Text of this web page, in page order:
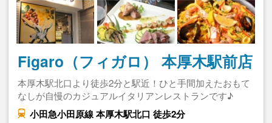
Figaro（フィガロ） 本厚木駅前店
本厚木駅北口より徒歩2分と駅近！ひと手間加えたおもて
なしが自慢のカジュアルイタリアンレストランです♪
小田急小田原線 本厚木駅北口 徒歩2分